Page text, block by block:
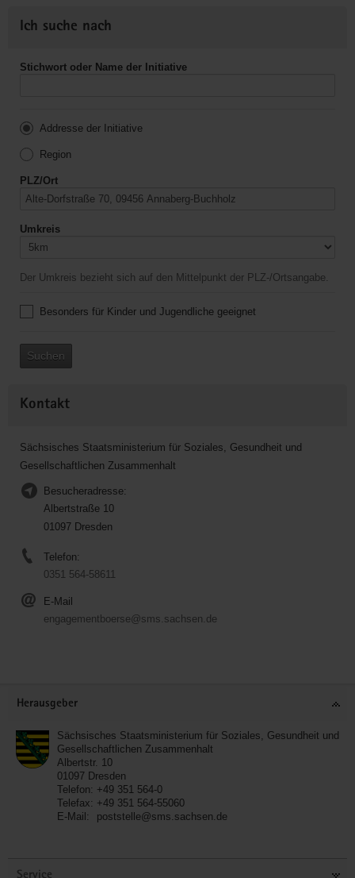
Ich suche nach
Stichwort oder Name der Initiative
Addresse der Initiative
Region
PLZ/Ort
Umkreis
Der Umkreis bezieht sich auf den Mittelpunkt der PLZ-/Ortsangabe.
Besonders für Kinder und Jugendliche geeignet
Suchen
Kontakt
Sächsisches Staatsministerium für Soziales, Gesundheit und
Gesellschaftlichen Zusammenhalt
Besucheradresse:
Albertstraße 10
01097 Dresden
Telefon:
0351 564-58611
E-Mail
engagementboerse@sms.sachsen.de
Herausgeber
Sächsisches Staatsministerium für Soziales, Gesundheit und
Gesellschaftlichen Zusammenhalt
Albertstr. 10
01097 Dresden
Telefon: +49 351 564-0
Telefax: +49 351 564-55060
E-Mail:
poststelle@sms.sachsen.de
Service